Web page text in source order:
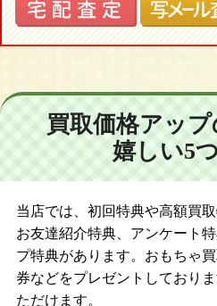
買取価格アッ
嬉しい5
当店では、初回特典や高額買
お友達紹介特典、アンケート
プ特典があります。おもちゃ
券などをプレゼントしており
ただけます。